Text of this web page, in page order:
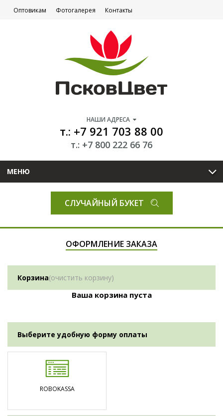
Оптовикам Фотогалерея Контакты
НАШИ АДРЕСА
т.: +7 921 703 88 00
т.: +7 800 222 66 76
МЕНЮ
СЛУЧАЙНЫЙ БУКЕТ
ОФОРМЛЕНИЕ ЗАКАЗА
Корзина(очистить корзину)
Ваша корзина пуста
Выберите удобную форму оплаты
ROBOKASSA